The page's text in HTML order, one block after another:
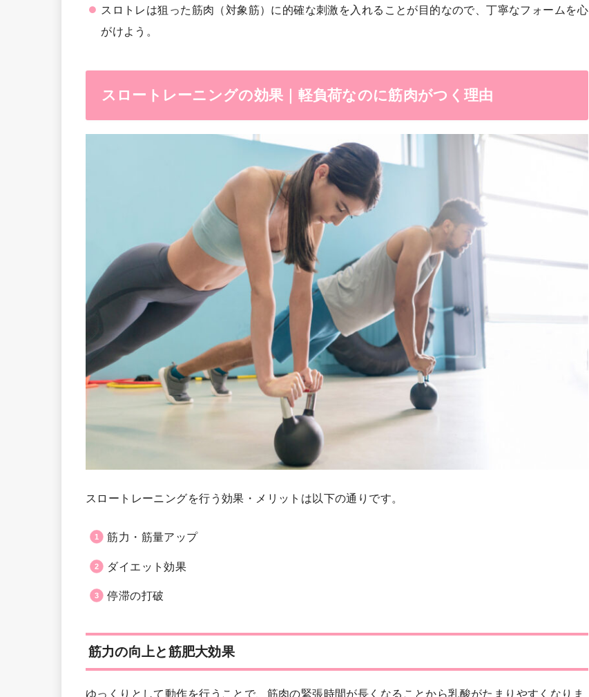
スロトレは狙った筋肉（対象筋）に的確な刺激を入れることが目的なので、丁寧なフォームを心
がけよう。
スロートレーニングの効果｜軽負荷なのに筋肉がつく理由
スロートレーニングを行う効果・メリットは以下の通りです。
筋力・筋量アップ
ダイエット効果
停滞の打破
筋力の向上と筋肥大効果
ゆっくりとして動作を行うことで、筋肉の緊張時間が長くなることから乳酸がたまりやすくなりま